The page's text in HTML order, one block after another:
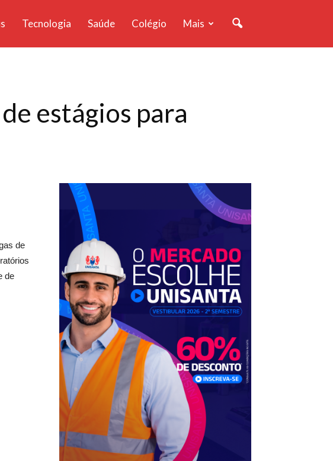
Tecnologia Saúde Colégio Mais
estágios para
de
de